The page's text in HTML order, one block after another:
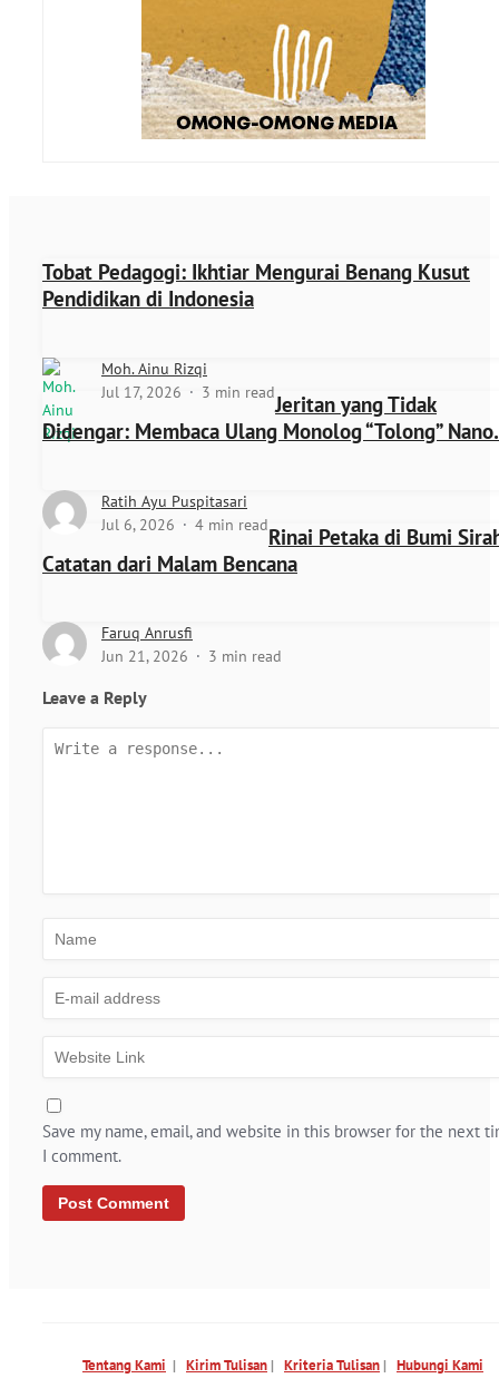
Tobat Pedagogi: Ikhtiar Mengurai Benang Kusut
Pendidikan di Indonesia
Moh. Ainu Rizqi
Jul 17, 2026
3 min readJeritan yang Tidak
Didengar: Membaca Ulang Monolog “Tolong”
Ratih Ayu Puspitasari
Jul 6, 2026
4 min readRinai Petaka di Bumi
Catatan dari Malam Bencana
Faruq Anrusfi
Jun 21, 2026
3 min read
Leave a Reply
Save my name, email, and website in this browser for the next
I comment.
Tentang Kami | Kirim Tulisan| Kriteria Tulisan| Hubungi Kami